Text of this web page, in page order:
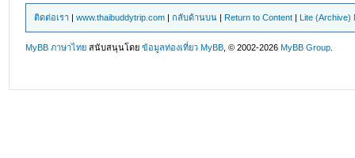
ติดต่อเรา |www.thaibuddytrip.com |กลับด้านบน | Return to Content | Lite (Archive)
MyBB ภาษาไทย สนับสนุนโดยข้อมูลท่องเที่ยว MyBB , © 2002-2026MyBB Group